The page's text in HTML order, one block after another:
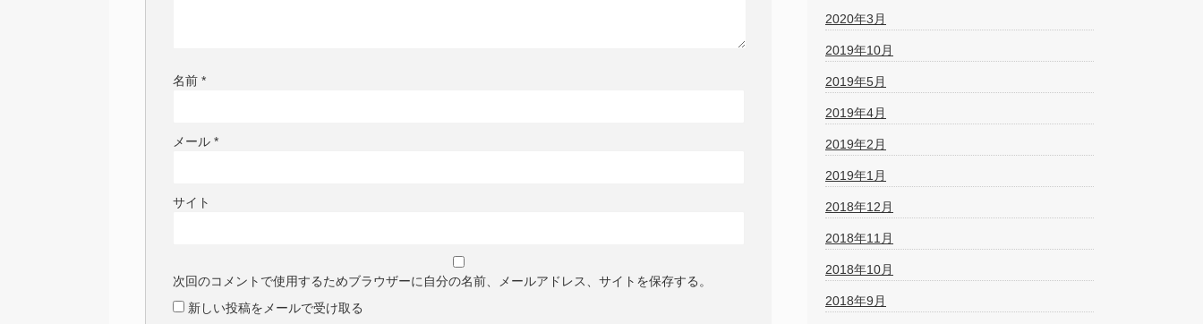
名前 *
メール *
サイト
次回のコメントで使用するためブラウザーに自分の名前、メールアドレス、サイトを保存する。
新しい投稿をメールで受け取る
2020年3月
2019年10月
2019年5月
2019年4月
2019年2月
2019年1月
2018年12月
2018年11月
2018年10月
2018年9月